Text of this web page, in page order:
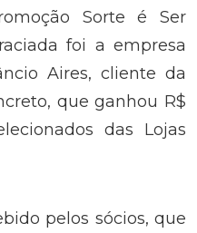
Sorte é Ser
foi a empresa
Aires, cliente da
que ganhou R$
das Lojas
pelos sócios, que